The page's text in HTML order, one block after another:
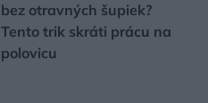
bez otravných šupiek?
Tento trik skráti prácu na
polovicu